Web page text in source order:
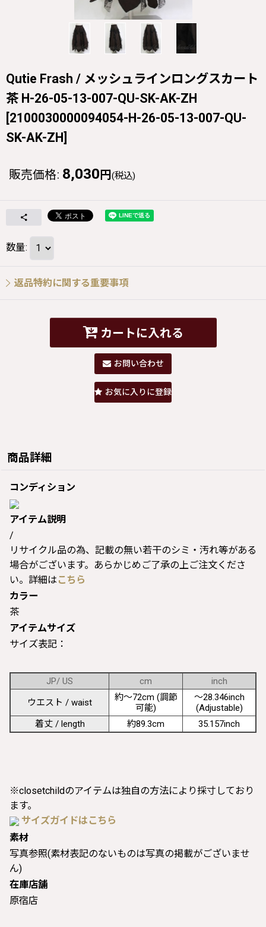
Qutie Frash / メッシュラインロングスカート
茶 H-26-05-13-007-QU-SK-AK-ZH
[2100030000094054-H-26-05-13-007-QU-
SK-AK-ZH]
販売価格: 8,030 円 (税込)
数量:
返品特約に関する重要事項
カートに入れる
お問い合わせ
お気に入りに登録
商品詳細
コンディション
アイテム説明
/
リサイクル品の為、記載の無い若干のシミ・汚れ等がある
場合がございます。あらかじめご了承の上ご注文くださ
い。詳細は こちら
カラー
茶
アイテムサイズ
サイズ表記：
JP/ US cm
inch
ウエスト / waist
約〜72cm (調節
可能)
〜28.346inch
(Adjustable)
着丈 / length
約89.3cm 35.157inch
※closetchildのアイテムは独自の方法により採寸しており
ます。
サイズガイドはこちら
素材
写真参照(素材表記のないものは写真の掲載がございませ
ん)
在庫店舗
原宿店